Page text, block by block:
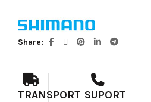
Share
TRANSPORT SUPORT